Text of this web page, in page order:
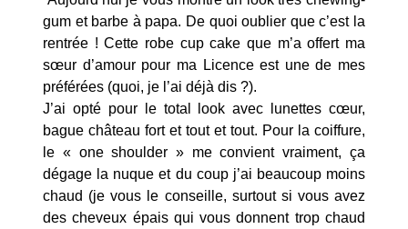
gum et barbe à papa. De quoi oublier que c’est la
rentrée ! Cette robe cup cake que m’a offert ma
sœur d’amour pour ma Licence est une de mes
préférées (quoi, je l’ai déjà dis ?).
J’ai opté pour le total look avec lunettes cœur,
bague château fort et tout et tout. Pour la coiffure,
le « one shoulder » me convient vraiment, ça
dégage la nuque et du coup j’ai beaucoup moins
chaud (je vous le conseille, surtout si vous avez
des cheveux épais qui vous donnent trop chaud